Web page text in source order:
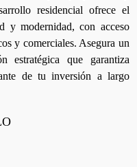
residencial ofrece el
y modernidad, con acceso
y comerciales. Asegura un
estratégica que garantiza
de tu inversión a largo